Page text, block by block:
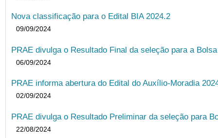
Nova classificação para o Edital BIA 2024.2
09/09/2024
PRAE divulga o Resultado Final da seleção para a
06/09/2024
PRAE informa abertura do Edital do Auxílio-Moradia
02/09/2024
PRAE divulga o Resultado Preliminar da seleção para
22/08/2024